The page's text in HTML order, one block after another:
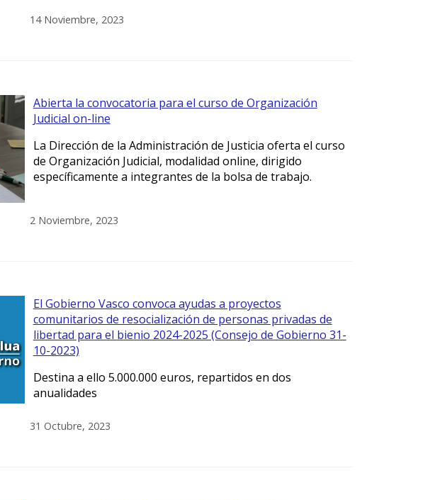
14 Noviembre, 2023
Abierta la convocatoria para el curso de Organización
Judicial on-line
La Dirección de la Administración de Justicia oferta el curso
de Organización Judicial, modalidad online, dirigido
específicamente a integrantes de la bolsa de trabajo.
2 Noviembre, 2023
El Gobierno Vasco convoca ayudas a proyectos
comunitarios de resocialización de personas privadas de
libertad para el bienio 2024-2025 (Consejo de Gobierno 31-
10-2023)
Destina a ello 5.000.000 euros, repartidos en dos
anualidades
31 Octubre, 2023